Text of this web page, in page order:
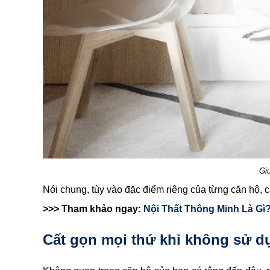
Nói chung, tùy vào đặc điểm riêng của từng căn
>>> Tham khảo ngay: Nội Thất Thông Minh Là
Cất gọn mọi thứ khi không sử